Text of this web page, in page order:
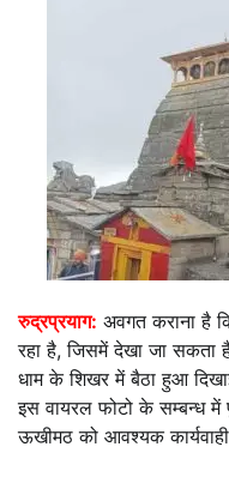
रुद्रप्रयाग: अवगत कराना है
रहा है, जिसमें देखा जा सकता
धाम के शिखर में बैठा हुआ
इस वायरल फोटो के सम्बन्ध में
ऊखीमठ को आवश्यक